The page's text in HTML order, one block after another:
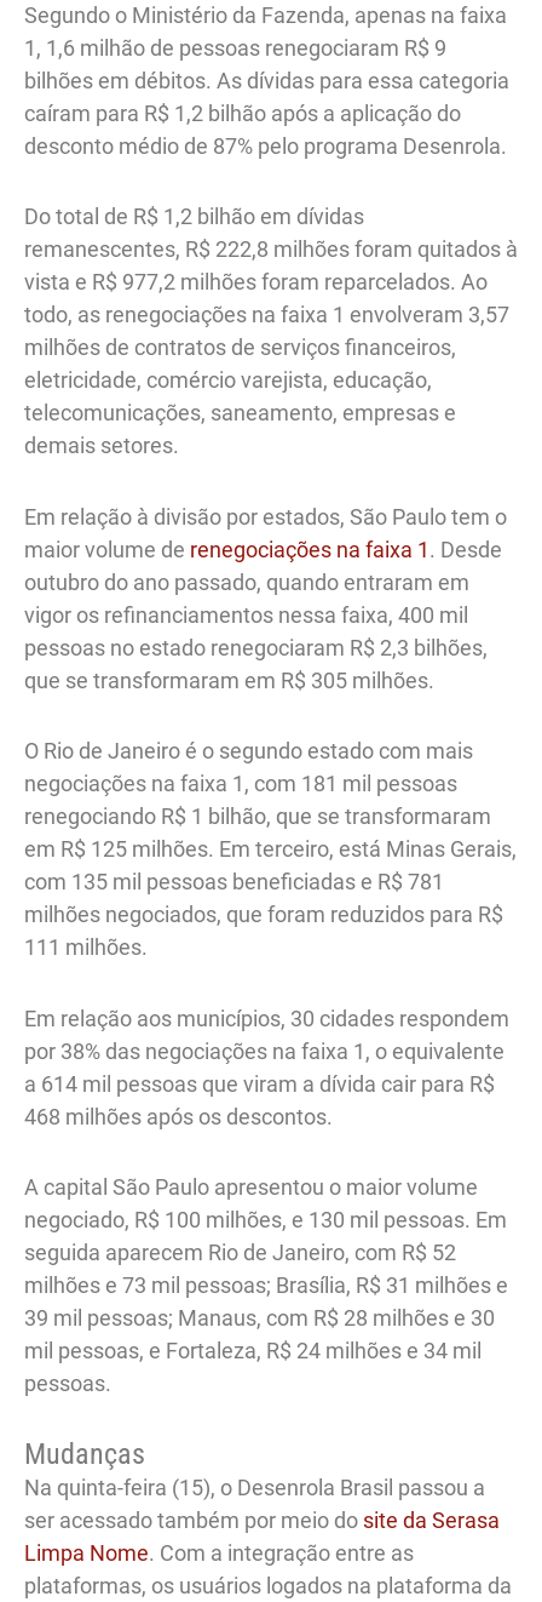
Segundo o Ministério da Fazenda, apenas na faixa
1, 1,6 milhão de pessoas renegociaram R$ 9
bilhões em débitos. As dívidas para essa categoria
caíram para R$ 1,2 bilhão após a aplicação do
desconto médio de 87% pelo programa Desenrola.
Do total de R$ 1,2 bilhão em dívidas
remanescentes, R$ 222,8 milhões foram quitados à
vista e R$ 977,2 milhões foram reparcelados. Ao
todo, as renegociações na faixa 1 envolveram 3,57
milhões de contratos de serviços financeiros,
eletricidade, comércio varejista, educação,
telecomunicações, saneamento, empresas e
demais setores.
Em relação à divisão por estados, São Paulo tem o
maior volume de renegociações na faixa 1. Desde
outubro do ano passado, quando entraram em
vigor os refinanciamentos nessa faixa, 400 mil
pessoas no estado renegociaram R$ 2,3 bilhões,
que se transformaram em R$ 305 milhões.
O Rio de Janeiro é o segundo estado com mais
negociações na faixa 1, com 181 mil pessoas
renegociando R$ 1 bilhão, que se transformaram
em R$ 125 milhões. Em terceiro, está Minas Gerais,
com 135 mil pessoas beneficiadas e R$ 781
milhões negociados, que foram reduzidos para R$
111 milhões.
Em relação aos municípios, 30 cidades respondem
por 38% das negociações na faixa 1, o equivalente
a 614 mil pessoas que viram a dívida cair para R$
468 milhões após os descontos.
A capital São Paulo apresentou o maior volume
negociado, R$ 100 milhões, e 130 mil pessoas. Em
seguida aparecem Rio de Janeiro, com R$ 52
milhões e 73 mil pessoas; Brasília, R$ 31 milhões e
39 mil pessoas; Manaus, com R$ 28 milhões e 30
mil pessoas, e Fortaleza, R$ 24 milhões e 34 mil
pessoas.
Mudanças
Na quinta-feira (15), o Desenrola Brasil passou a
ser acessado também por meio do site da Serasa
Limpa Nome. Com a integração entre as
plataformas, os usuários logados na plataforma da